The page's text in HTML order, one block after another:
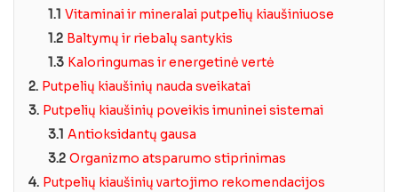
1.1 Vitaminai ir mineralai putpelių kiaušiniuose
1.2 Baltymų ir riebalų santykis
1.3 Kaloringumas ir energetinė vertė
2. Putpelių kiaušinių nauda sveikatai
3. Putpelių kiaušinių poveikis imuninei sistemai
3.1 Antioksidantų gausa
3.2 Organizmo atsparumo stiprinimas
4. Putpelių kiaušinių vartojimo rekomendacijos